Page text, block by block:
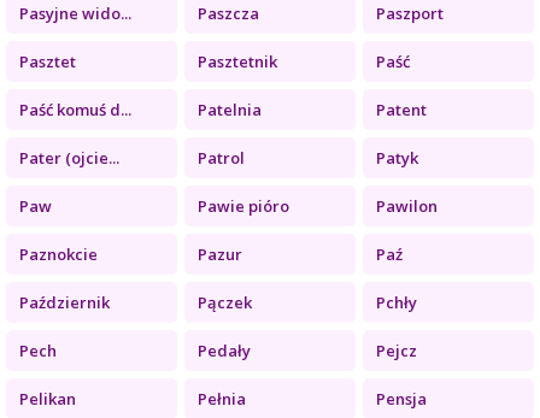
Pasyjne wido... Paszcza Paszport
Pasztet Pasztetnik Paść
Paść komuś d... Patelnia Patent
Pater (ojcie... Patrol Patyk
Paw Pawie pióro Pawilon
Paznokcie Pazur Paź
Październik Pączek Pchły
Pech Pedały Pejcz
Pelikan Pełnia Pensja